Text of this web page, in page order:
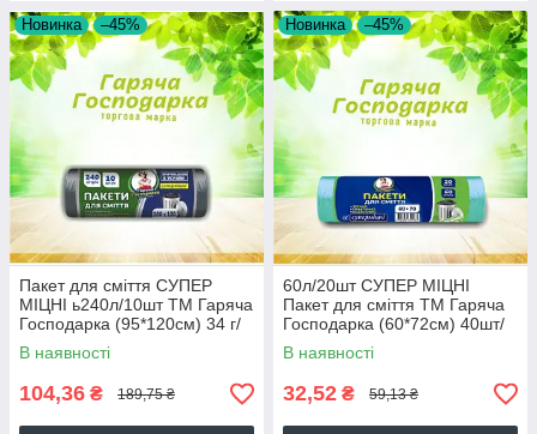
Новинка –45%
Пакет для сміття СУПЕР
МІЦНІ ь240л/10шт ТМ Гаряча
Господарка (95*120см) 34 г/
м² 10шт/уп 38315
В наявності
104,36 ₴ 189,75 ₴
Новинка –45%
60л/20шт СУПЕР МІЦНІ
Пакет для сміття ТМ Гаряча
Господарка (60*72см) 40шт/
уп УБ17-25-24 19824
В наявності
32,52 ₴ 59,13 ₴